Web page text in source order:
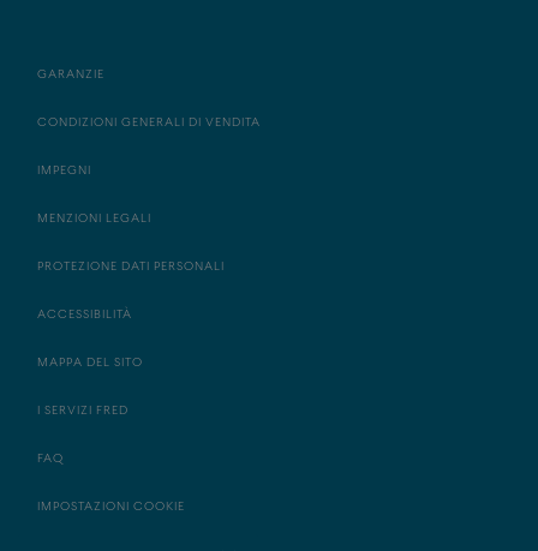
GARANZIE
CONDIZIONI GENERALI DI VENDITA
IMPEGNI
MENZIONI LEGALI
PROTEZIONE DATI PERSONALI
ACCESSIBILITÀ
MAPPA DEL SITO
I SERVIZI FRED
FAQ
IMPOSTAZIONI COOKIE